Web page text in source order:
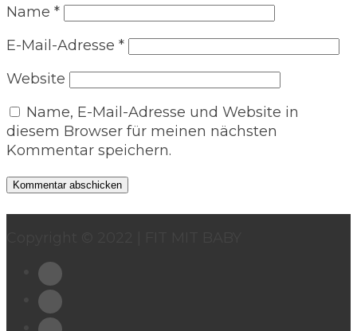
Name *
E-Mail-Adresse *
Website
Name, E-Mail-Adresse und Website in
diesem Browser für meinen nächsten
Kommentar speichern.